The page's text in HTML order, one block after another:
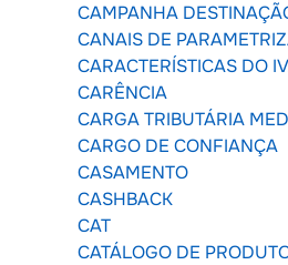
CAMPANHA
CANAIS DE
CARACTERÍSTICAS DO
CARÊNCIA
CARGA TRIBUTÁRIA
CARGO DE CONFIANÇA
CASAMENTO
CASHBACK
CAT
CATÁLOGO DE